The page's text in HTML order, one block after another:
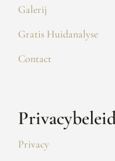
Galerij
Gratis Huidanalyse
Contact
Privacy